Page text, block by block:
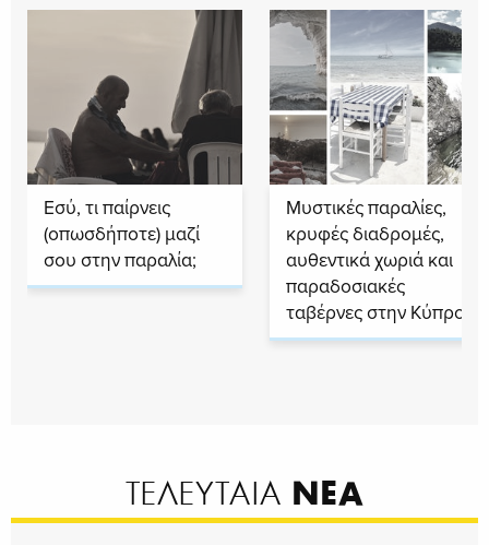
Εσύ, τι παίρνεις
(οπωσδήποτε) μαζί
σου στην παραλία;
Μυστικές παραλίες,
κρυφές διαδρομές,
αυθεντικά χωριά και
παραδοσιακές
ταβέρνες στην Κύπρο
ΤΕΛΕΥΤΑΙΑ ΝΕΑ